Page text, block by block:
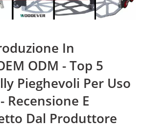
In
ODM - Top 5
Pieghevoli Per Uso
Recensione E
Dal Produttore